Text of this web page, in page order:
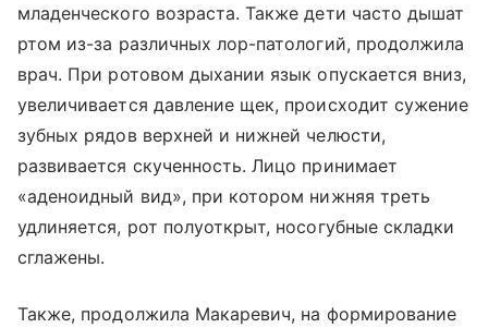
младенческого возраста. Также дети часто дышат
ртом из-за различных лор-патологий, продолжила
врач. При ротовом дыхании язык опускается вниз,
увеличивается давление щек, происходит сужение
зубных рядов верхней и нижней челюсти,
развивается скученность. Лицо принимает
«аденоидный вид», при котором нижняя треть
удлиняется, рот полуоткрыт, носогубные складки
сглажены.
Также, продолжила Макаревич, на формирование